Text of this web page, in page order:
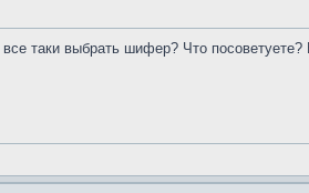
таки выбрать шифер? Что